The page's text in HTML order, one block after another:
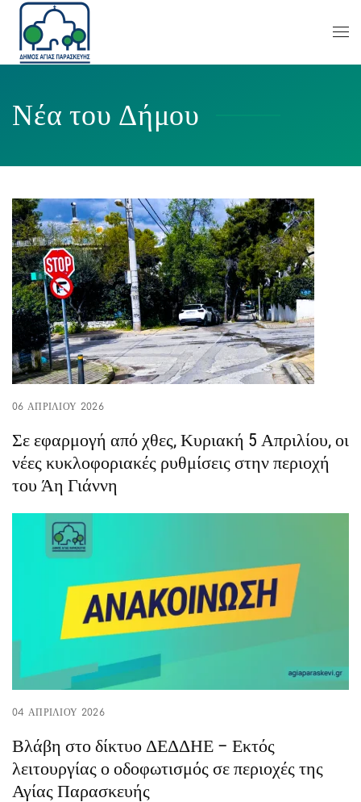
Νέα του Δήμου
06 ΑΠΡΙΛΊΟΥ 2026
Σε εφαρμογή από χθες, Κυριακή 5 Απριλίου, οι
νέες κυκλοφοριακές ρυθμίσεις στην περιοχή
του Άη Γιάννη
04 ΑΠΡΙΛΊΟΥ 2026
Βλάβη στο δίκτυο ΔΕΔΔΗΕ – Εκτός
λειτουργίας ο οδοφωτισμός σε περιοχές της
Αγίας Παρασκευής